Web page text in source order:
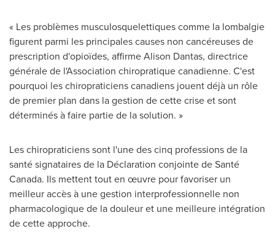
« Les problèmes musculosquelettiques comme la lombalgie
figurent parmi les principales causes non cancéreuses de
prescription d'opioïdes, affirmeAlison Dantas, directrice
générale de l'Association chiropratique canadienne. C'est
pourquoi les chiropraticiens canadiens jouent déjà un rôle
de premier plan dans la gestion de cette crise et sont
déterminés à faire partie de la solution. »
Les chiropraticiens sont l'une des cinq professions de la
santé signataires de la Déclaration conjointe de Santé
Canada. Ils mettent tout en œuvre pour favoriser un
meilleur accès à une gestion interprofessionnelle non
pharmacologique de la douleur et une meilleure intégration
de cette approche.